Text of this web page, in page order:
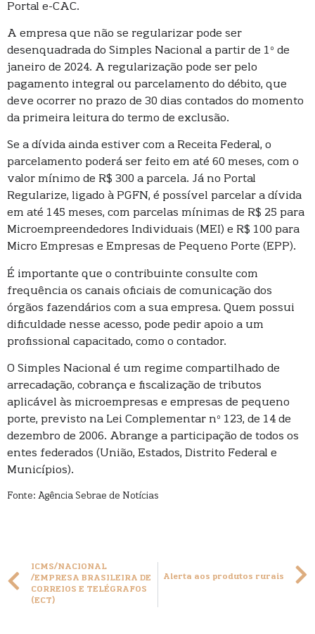
Portal e-CAC.
A empresa que não se regularizar pode ser
desenquadrada do Simples Nacional a partir de 1º de
janeiro de 2024. A regularização pode ser pelo
pagamento integral ou parcelamento do débito, que
deve ocorrer no prazo de 30 dias contados do momento
da primeira leitura do termo de exclusão.
Se a dívida ainda estiver com a Receita Federal, o
parcelamento poderá ser feito em até 60 meses, com o
valor mínimo de R$ 300 a parcela. Já no Portal
Regularize, ligado à PGFN, é possível parcelar a dívida
em até 145 meses, com parcelas mínimas de R$ 25 para
Microempreendedores Individuais (MEI) e R$ 100 para
Micro Empresas e Empresas de Pequeno Porte (EPP).
É importante que o contribuinte consulte com
frequência os canais oficiais de comunicação dos
órgãos fazendários com a sua empresa. Quem possui
dificuldade nesse acesso, pode pedir apoio a um
profissional capacitado, como o contador.
O Simples Nacional é um regime compartilhado de
arrecadação, cobrança e fiscalização de tributos
aplicável às microempresas e empresas de pequeno
porte, previsto na Lei Complementar nº 123, de 14 de
dezembro de 2006. Abrange a participação de todos os
entes federados (União, Estados, Distrito Federal e
Municípios).
Fonte: Agência Sebrae de Notícias
ICMS/NACIONAL
/EMPRESA BRASILEIRA DE
CORREIOS E TELÉGRAFOS
(ECT)
Alerta aos produtos rurais